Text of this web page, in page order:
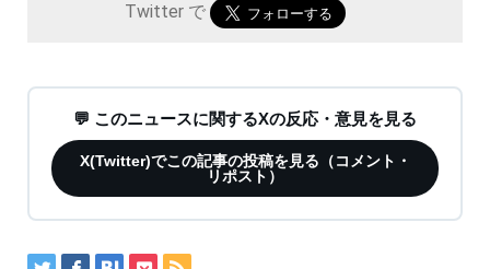
Twitter で
💬 このニュースに関するXの反応・意見を見る
X(Twitter)でこの記事の投稿を見る（コメント・
リポスト）